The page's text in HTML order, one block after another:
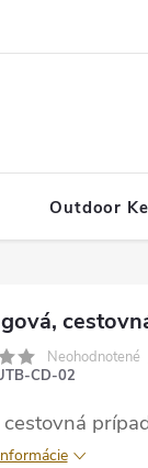
Outdoor
Neohodnotené
CD-02